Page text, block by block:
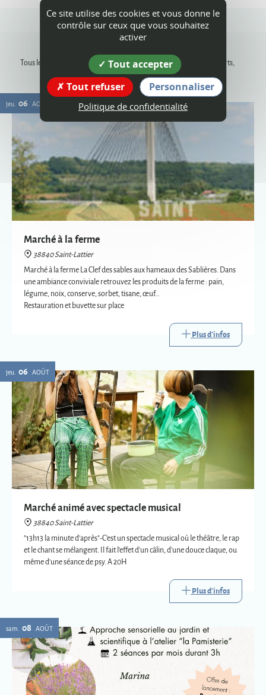
Agenda
Tous les rendez-vous, les animations dans les communes, les concerts,
événements sportifs, expositions...
jeu. 06 AOÛT
Marché à la ferme
38840 Saint-Lattier
Marché à la ferme La Clef des sables aux hameaux des Sablières. Dans
une ambiance conviviale retrouvez les produits de la ferme : pain,
légume, noix, conserve, sorbet, tisane, œuf…
Restauration et buvette sur place
Plus d'infos
jeu. 06 AOÛT
Marché animé avec spectacle musical
38840 Saint-Lattier
"13h13 la minute d'après"-C'est un spectacle musical où le théâtre, le rap
et le chant se mélangent. Il fait l'effet d'un câlin, d'une douce claque, ou
même d'une séance de psy. A 20H
Plus d'infos
sam. 08 AOÛT
Ce site utilise des cookies et vous donne le
contrôle sur ceux que vous souhaitez
activer
Tout accepter
Tout refuser
Personnaliser
Politique de confidentialité